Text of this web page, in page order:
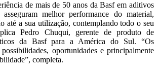
de mais de 50 anos da Basf em aditivos
melhor performance do material,
até a sua utilização, contemplando todo o seu
Pedro Chuqui, gerente de produto de
da Basf para a América do Sul. “Os
oportunidades e principalmente
completa.